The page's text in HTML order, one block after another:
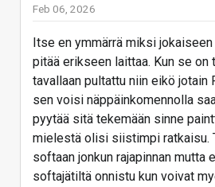
Feb 06, 2026
Itse en ymmärrä miksi
pitää erikseen laittaa. Kun se on
tavallaan pultattu niin eikö jotain
sen voisi näppäinkomennolla
pyytää sitä tekemään sinne
mielestä olisi siistimpi ratkaisu.
softaan jonkun rajapinnan mutta
softajätiltä onnistu kun voivat